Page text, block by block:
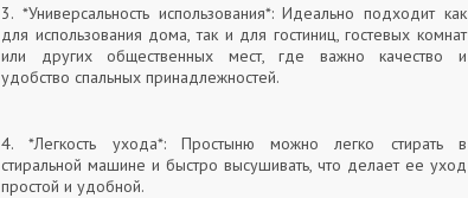
3. *Универсальность использования*: Идеально подходит как
для использования дома, так и для гостиниц, гостевых комнат
или других общественных мест, где важно качество и
удобство спальных принадлежностей.
4. *Легкость ухода*: Простыню можно легко стирать в
стиральной машине и быстро высушивать, что делает ее уход
простой и удобной.